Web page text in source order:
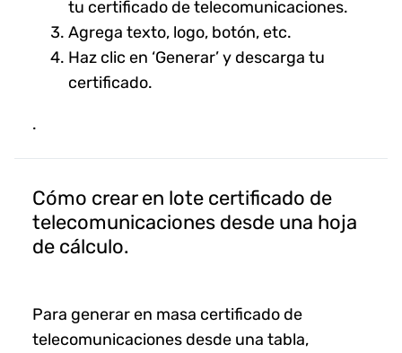
tu certificado de telecomunicaciones.
Agrega texto, logo, botón, etc.
Haz clic en ‘Generar’ y descarga tu
certificado.
.
Cómo crear en lote certificado de
telecomunicaciones desde una hoja
de cálculo.
Para generar en masa certificado de
telecomunicaciones desde una tabla,